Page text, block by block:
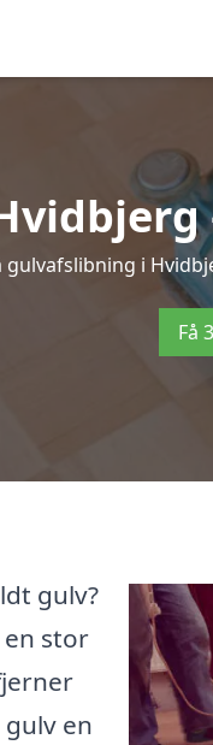
i
Få
gulv?
stor
en